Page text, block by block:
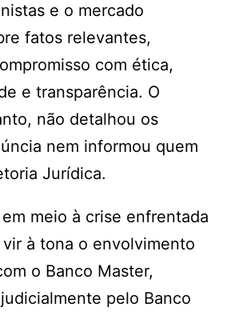
e o mercado
fatos relevantes,
com ética,
e transparência. O
não detalhou os
nem informou quem
Jurídica.
meio à crise enfrentada
vir à tona o envolvimento
o Banco Master,
pelo Banco